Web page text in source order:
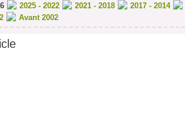
2025 - 2022 2021 - 2018
2017 - 2014
Avant 2002